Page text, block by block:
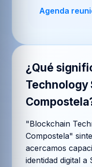
Agenda
¿Qué
Technology
Compostela
"Blockchain
Compostela"
acercamos
identidad digital a